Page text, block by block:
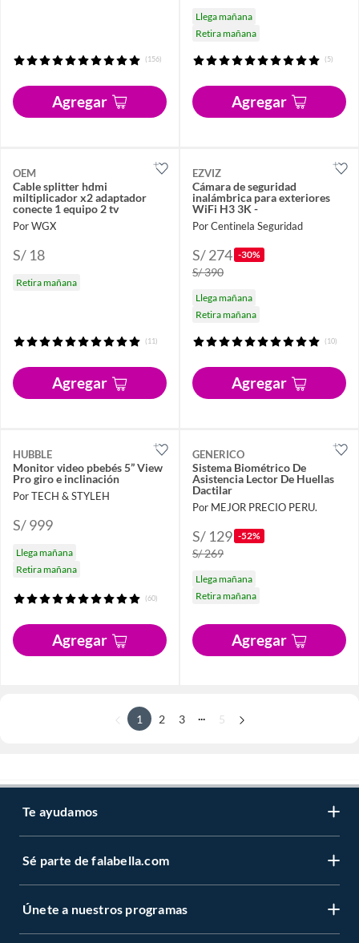
(156)
Agregar
Llega mañana
Retira mañana
(5)
Agregar
OEM
Cable splitter hdmi
miltiplicador x2 adaptador
conecte 1 equipo 2 tv
Por WGX
S/ 18
Retira mañana
(11)
Agregar
EZVIZ
Cámara de seguridad
inalámbrica para exteriores
WiFi H3 3K -
Por Centinela Seguridad
S/ 274 -30%
S/ 390
Llega mañana
Retira mañana
(10)
Agregar
HUBBLE
Monitor video pbebés 5” View
Pro giro e inclinación
Por TECH & STYLEH
S/ 999
Llega mañana
Retira mañana
(60)
Agregar
GENERICO
Sistema Biométrico De
Asistencia Lector De Huellas
Dactilar
Por MEJOR PRECIO PERU.
S/ 129 -52%
S/ 269
Llega mañana
Retira mañana
Agregar
1 2 3 ... 5
Te ayudamos
Sé parte de falabella.com
Únete a nuestros programas